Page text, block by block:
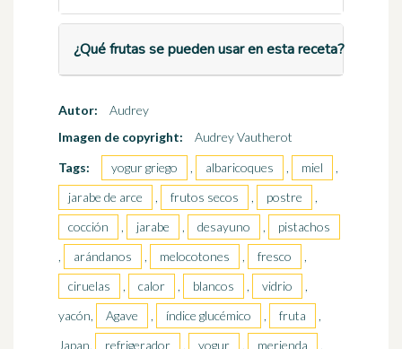
¿Qué frutas se pueden usar en esta receta?
Autor:
Audrey
Imagen de copyright:
Audrey Vautherot
Tags:
yogur griego , albaricoques , miel
,
jarabe de arce
, frutos secos , postre
,
cocción
, jarabe , desayuno ,
pistachos
,
arándanos , melocotones , fresco
,
ciruelas
, calor , blancos , vidrio
,
yacón,
Agave , índice glucémico , fruta
,
Japan,
refrigerador , yogur , merienda ,